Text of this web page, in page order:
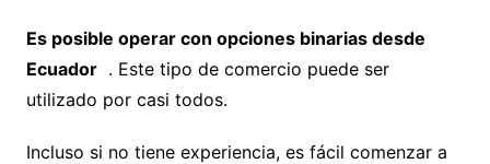
Es posible operar con opciones binarias desde
Ecuador. Este tipo de comercio puede ser
utilizado por casi todos.
Incluso si no tiene experiencia, es fácil comenzar a